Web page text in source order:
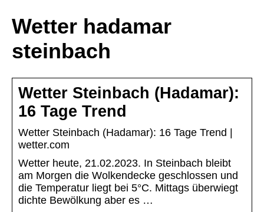
Wetter hadamar
steinbach
Wetter Steinbach (Hadamar):
16 Tage Trend
Wetter Steinbach (Hadamar): 16 Tage Trend |
wetter.com
Wetter heute, 21.02.2023. In Steinbach bleibt
am Morgen die Wolkendecke geschlossen und
die Temperatur liegt bei 5°C. Mittags überwiegt
dichte Bewölkung aber es …